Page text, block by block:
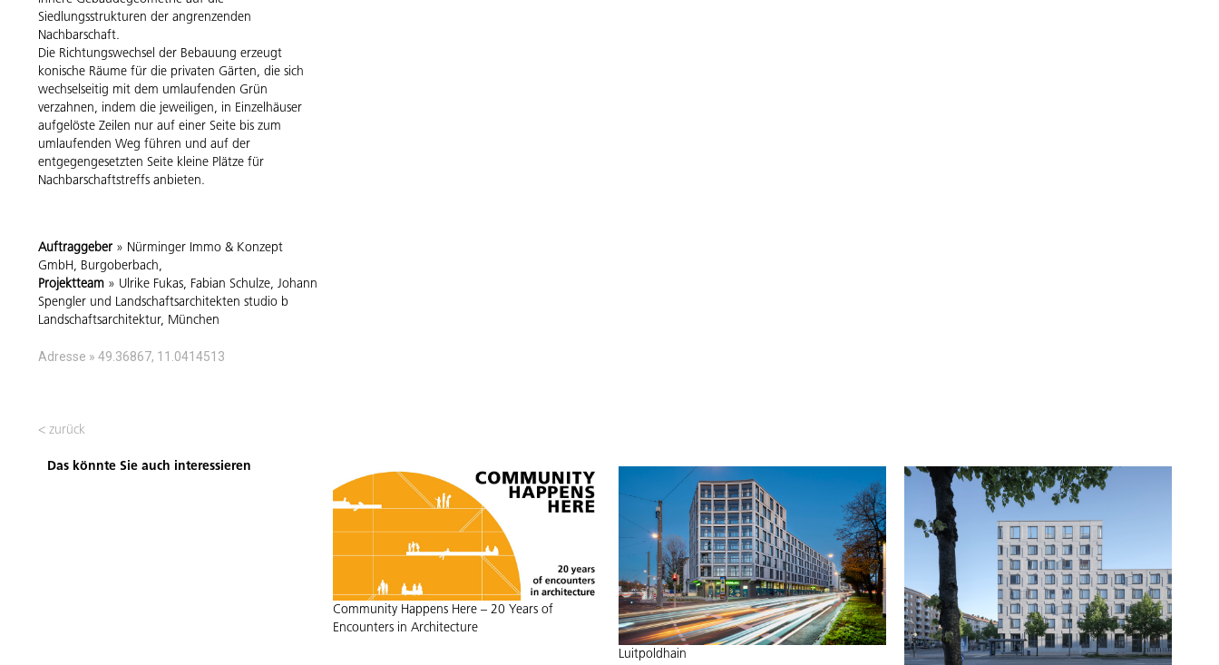
Siedlungsstrukturen der angrenzenden
Nachbarschaft.
Die Richtungswechsel der Bebauung erzeugt
konische Räume für die privaten Gärten, die sich
wechselseitig mit dem umlaufenden Grün
verzahnen, indem die jeweiligen, in Einzelhäuser
aufgelöste Zeilen nur auf einer Seite bis zum
umlaufenden Weg führen und auf der
entgegengesetzten Seite kleine Plätze für
Nachbarschaftstreffs anbieten.
Auftraggeber » Nürminger Immo & Konzept
GmbH, Burgoberbach,
Projektteam » Ulrike Fukas, Fabian Schulze, Johann
Spengler und Landschaftsarchitekten studio b
Landschaftsarchitektur, München
Adresse » 49.36867, 11.0414513
< zurück
Das könnte Sie auch interessieren
Community Happens Here – 20 Years of
Encounters in Architecture
Luitpoldhain